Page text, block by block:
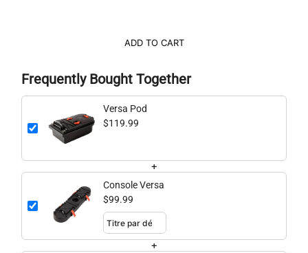
ADD TO CART
Frequently Bought Together
Versa Pod
$119.99
+
Console Versa
$99.99
+